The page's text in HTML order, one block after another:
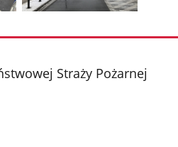
zdjęcie
galerii.Straży Pożarnej